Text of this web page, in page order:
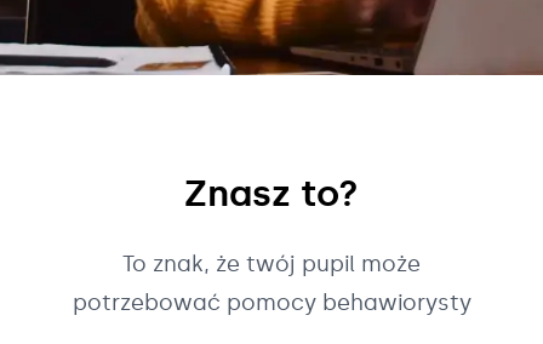
Znasz to?
To znak, że twój pupil może
potrzebować pomocy behawiorysty